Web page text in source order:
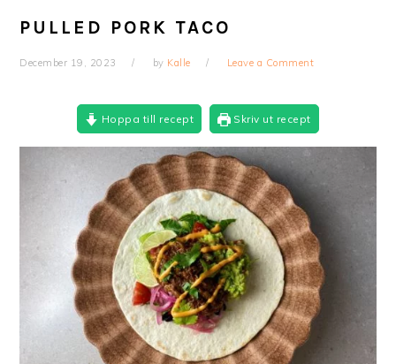
PULLED PORK TACO
December 19, 2023 by Kalle Leave a Comment
Hoppa till recept Skriv ut recept